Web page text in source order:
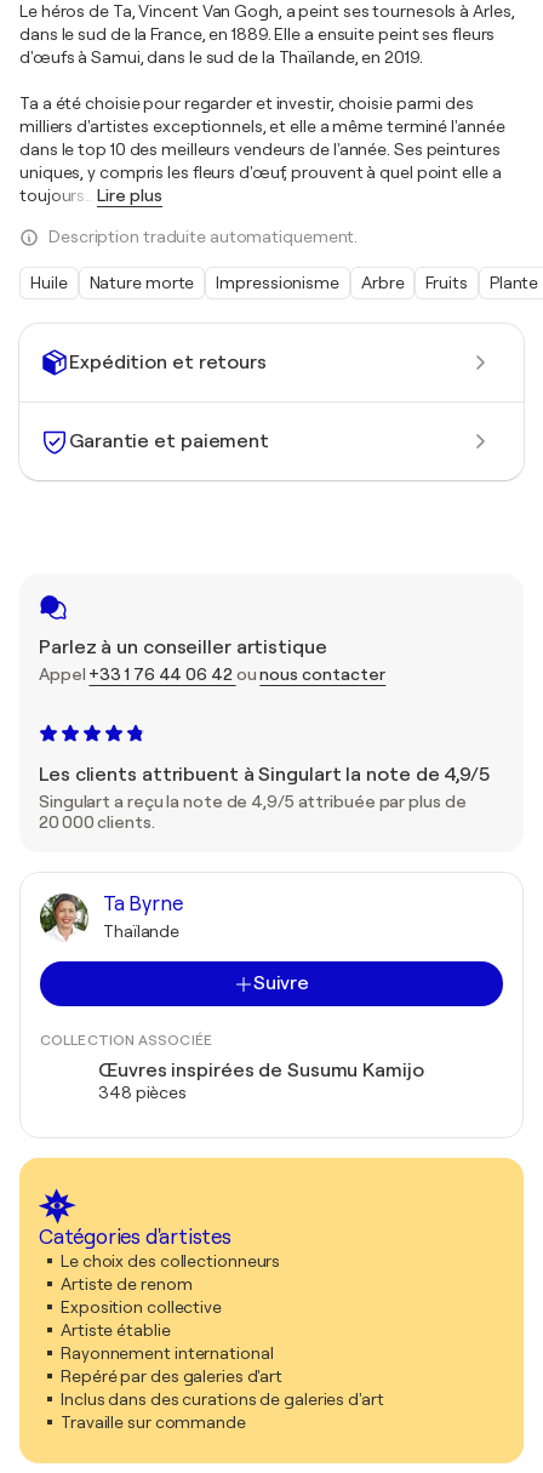
Expédition et retours
Garantie et paiement
Parlez à un conseiller artistique
Appel +33 1 76 44 06 42 ounous contacter
Les clients attribuent à Singulart la note de 4,9/5
Singulart a reçu la note de 4,9/5 attribuée par plus de
20 000 clients.
Ta Byrne
Thaïlande
Suivre
COLLECTION ASSOCIÉE
Œuvres inspirées de Susumu Kamijo
348 pièces
Catégories d'artistes
Le choix des collectionneurs
Artiste de renom
Exposition collective
Artiste établie
Rayonnement international
Repéré par des galeries d'art
Inclus dans des curations de galeries d'art
Travaille sur commande
Le héros de Ta, Vincent Van Gogh, a peint ses tournesols à Arles,
dans le sud de la France, en 1889. Elle a ensuite peint ses fleurs
d'œufs à Samui, dans le sud de la Thaïlande, en 2019.
Ta a été choisie pour regarder et investir, choisie parmi des
milliers d'artistes exceptionnels, et elle a même terminé l'année
dans le top 10 des meilleurs vendeurs de l'année. Ses peintures
uniques, y compris les fleurs d'œuf, prouvent à quel point elle a
toujours
Lire plus
Description traduite automatiquement.
Huile Nature morte Impressionisme Arbre Fruits Plante